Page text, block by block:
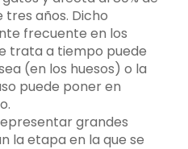
años. Dicho
frecuente en los
trata a tiempo puede
(en los huesos) o la
puede poner en
grandes
la etapa en la que se